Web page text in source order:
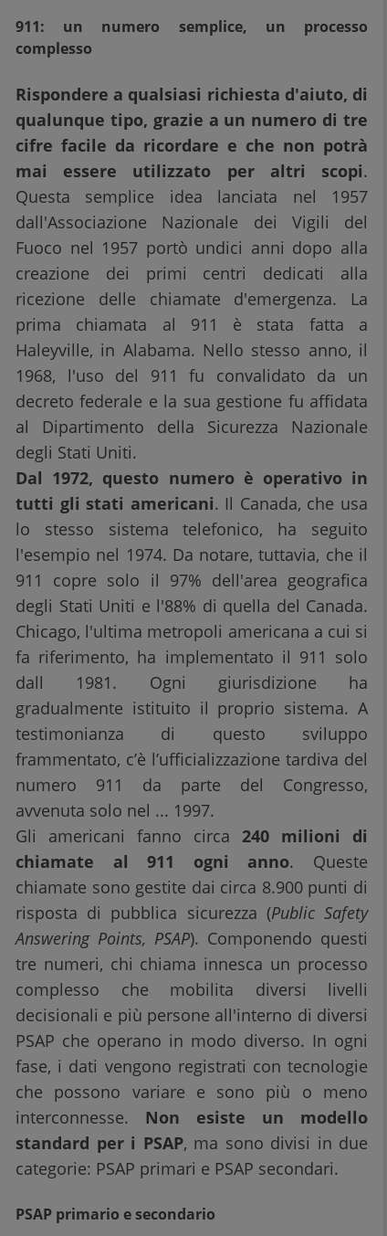
911: un numero semplice, un processo
complesso
Rispondere a qualsiasi richiesta d'aiuto, di
qualunque tipo, grazie a un numero di tre
cifre facile da ricordare e che non potrà
mai essere utilizzato per altri scopi.
Questa semplice idea lanciata nel 1957
dall'Associazione Nazionale dei Vigili del
Fuoco nel 1957 portò undici anni dopo alla
creazione dei primi centri dedicati alla
ricezione delle chiamate d'emergenza. La
prima chiamata al 911 è stata fatta a
Haleyville, in Alabama. Nello stesso anno, il
1968, l'uso del 911 fu convalidato da un
decreto federale e la sua gestione fu affidata
al Dipartimento della Sicurezza Nazionale
degli Stati Uniti.
Dal 1972, questo numero è operativo in
tutti gli stati americani. Il Canada, che usa
lo stesso sistema telefonico, ha seguito
l'esempio nel 1974. Da notare, tuttavia, che il
911 copre solo il 97% dell'area geografica
degli Stati Uniti e l'88% di quella del Canada.
Chicago, l'ultima metropoli americana a cui si
fa riferimento, ha implementato il 911 solo
dall 1981. Ogni giurisdizione ha
gradualmente istituito il proprio sistema. A
testimonianza di questo sviluppo
frammentato, c’è l’ufficializzazione tardiva del
numero 911 da parte del Congresso,
avvenuta solo nel ... 1997.
Gli americani fanno circa 240 milioni di
chiamate al 911 ogni anno. Queste
chiamate sono gestite dai circa 8.900 punti di
risposta di pubblica sicurezza (Public Safety
Answering Points, PSAP). Componendo questi
tre numeri, chi chiama innesca un processo
complesso che mobilita diversi livelli
decisionali e più persone all'interno di diversi
PSAP che operano in modo diverso. In ogni
fase, i dati vengono registrati con tecnologie
che possono variare e sono più o meno
interconnesse. Non esiste un modello
standard per i PSAP, ma sono divisi in due
categorie: PSAP primari e PSAP secondari.
PSAP primario e secondario